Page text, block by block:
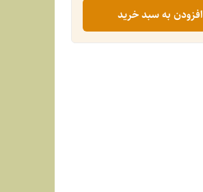
افزودن به سبد خرید